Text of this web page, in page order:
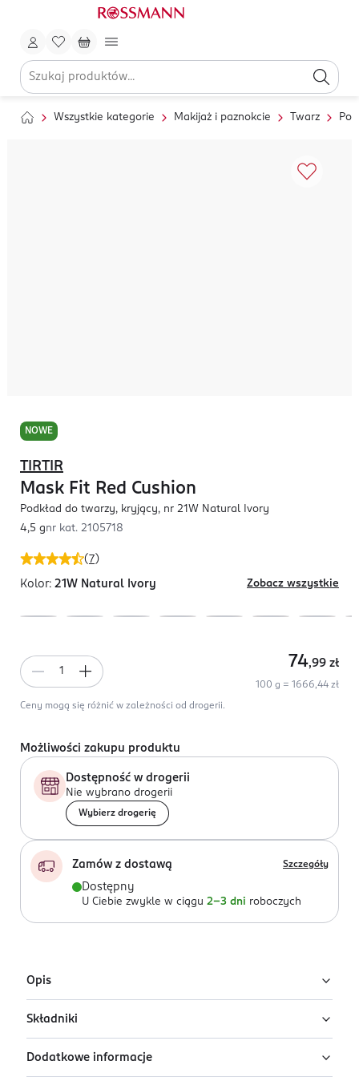
Wszystkie kategorie Makijaż i paznokcie Twarz
NOWE
( 7)
TIRTIR
Mask Fit Red Cushion
Podkład do twarzy, kryjący, nr 21W Natural Ivory
4,5 gnr kat. 2105718
Kolor: 21W Natural Ivory Zobacz wszystkie
74,99 zł
100 g = 1666,44 zł
Ceny mogą się różnić w zależności od drogerii.
Możliwości zakupu produktu
Dostępność w drogerii
Nie wybrano drogerii
Wybierz drogerię
Zamów z dostawą Szczegóły
Dostępny
U Ciebie zwykle w ciągu 2-3 dni roboczych
Opis
Kryjący podkład w kompakcie TIRTIR Mask Fit Red
Cushion w kolorze 21W Natural Ivory. Zapewnia
półmatowe wykończenie i do 72 godzin krycia.
Składniki
Ingredients: Aqua, Cyclopentasiloxane, CI 77891,
Dodatkowe informacje